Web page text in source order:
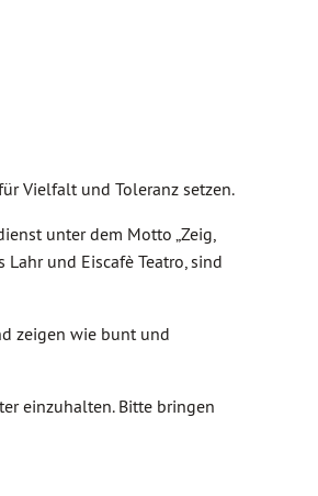
Vielfalt und Toleranz setzen.
unter dem Motto „Zeig,
und Eiscafè Teatro, sind
zeigen wie bunt und
einzuhalten. Bitte bringen